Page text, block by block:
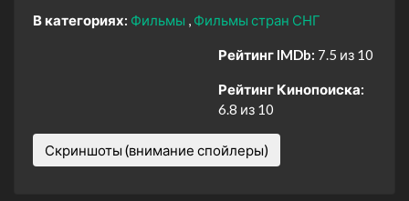
В категориях: Фильмы Фильмы стран СНГ
Рейтинг IMDb: 7.5 из 10
Рейтинг Кинопоиска:
6.8 из 10
Скриншоты (внимание спойлеры)